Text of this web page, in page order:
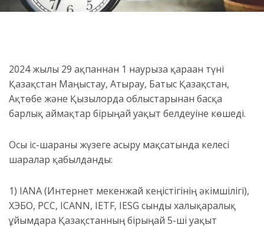
2024 жылғы 29 ақпаннан 1 наурызға қараған түні
Қазақстан Маңғыстау, Атырау, Батыс Қазақстан,
Ақтөбе және Қызылорда облыстарынан басқа
барлық аймақтар бірыңғай уақыт белдеуіне көшеді.
Осы іс-шараны жүзеге асыру мақсатында келесі
шаралар қабылданды:
1) IANA (Интернет мекенжай кеңістігінің әкімшілігі),
ХЭБО, РСС, ICANN, IETF, IESG сынды халықаралық
ұйымдарға Қазақстанның бірыңғай 5-ші уақыт